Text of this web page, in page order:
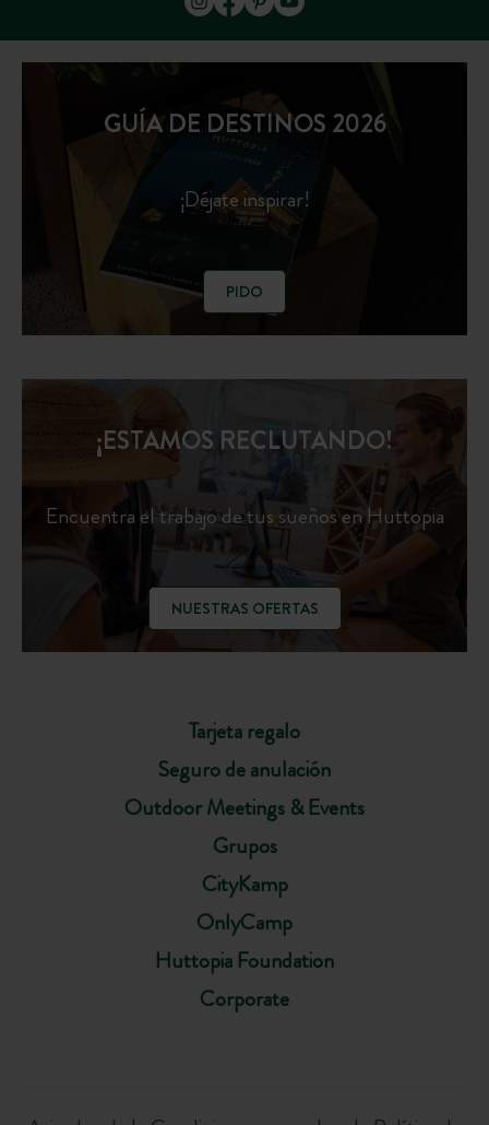
GUÍA DE DESTINOS 2026
¡Déjate inspirar!
PIDO
Tarjeta regalo
Seguro de anulación
Outdoor Meetings & Events
Grupos
CityKamp
OnlyCamp
Huttopia Foundation
Corporate
¡ESTAMOS RECLUTANDO!
Encuentra el trabajo de tus sueños en Huttopia
NUESTRAS OFERTAS